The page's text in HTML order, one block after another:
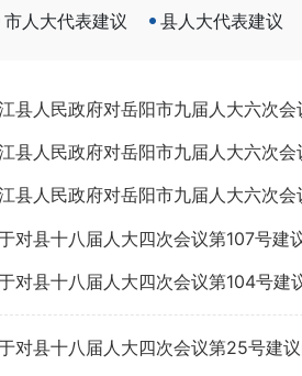
市人大代表建议 县人大代表建议
县人民政府对岳阳市九届人大六次
县人民政府对岳阳市九届人大六次
县人民政府对岳阳市九届人大六次
对县十八届人大四次会议第107号建
对县十八届人大四次会议第104号建
对县十八届人大四次会议第25号建